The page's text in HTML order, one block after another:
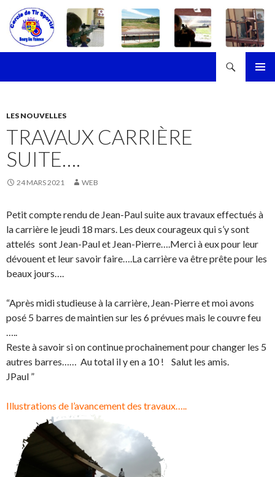
LES NOUVELLES
TRAVAUX CARRIÈRE
SUITE….
24 MARS 2021 WEB
Petit compte rendu de Jean-Paul suite aux travaux effectués à
la carrière le jeudi 18 mars. Les deux courageux qui s’y sont
attelés sont Jean-Paul et Jean-Pierre….Merci à eux pour leur
dévouent et leur savoir faire….La carrière va être prête pour les
beaux jours….
“Après midi studieuse à la carrière, Jean-Pierre et moi avons
posé 5 barres de maintien sur les 6 prévues mais le couvre feu
…..
Reste à savoir si on continue prochainement pour changer les 5
autres barres…… Au total il y en a 10 ! Salut les amis.
JPaul ”
Illustrations de l’avancement des travaux…..